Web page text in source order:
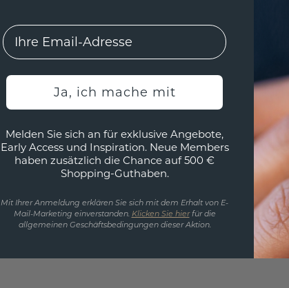
EMail
Ja, ich mache mit
Melden Sie sich an für exklusive Angebote,
Early Access und Inspiration. Neue Members
haben zusätzlich die Chance auf 500 €
Shopping-Guthaben.
Mit Ihrer Anmeldung erklären Sie sich mit dem Erhalt von E-
Mail-Marketing einverstanden. Klicken Sie hierfür die
allgemeinen Geschäftsbedingungen dieser Aktion.